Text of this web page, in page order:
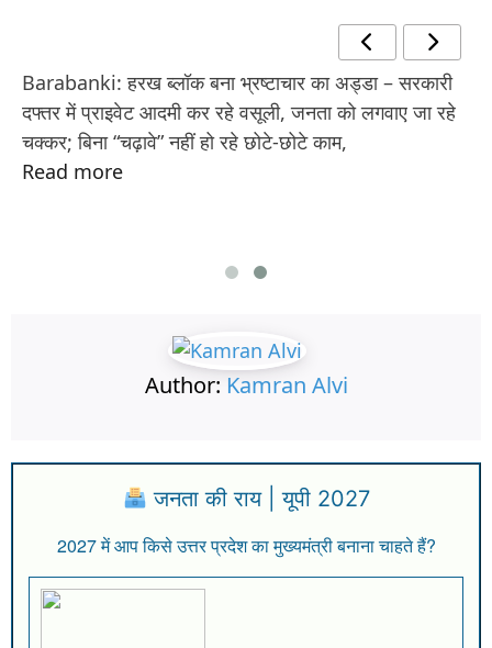
Barabanki: हरख ब्लॉक बना भ्रष्टाचार का अड्डा – सरकारी
दफ्तर में प्राइवेट आदमी कर रहे वसूली, जनता को लगवाए जा रहे
चक्कर; बिना “चढ़ावे” नहीं हो रहे छोटे-छोटे काम,
Read more
Author: Kamran Alvi
जनता की राय | यूपी 2027
2027 में आप किसे उत्तर प्रदेश का मुख्यमंत्री बनाना चाहते हैं?